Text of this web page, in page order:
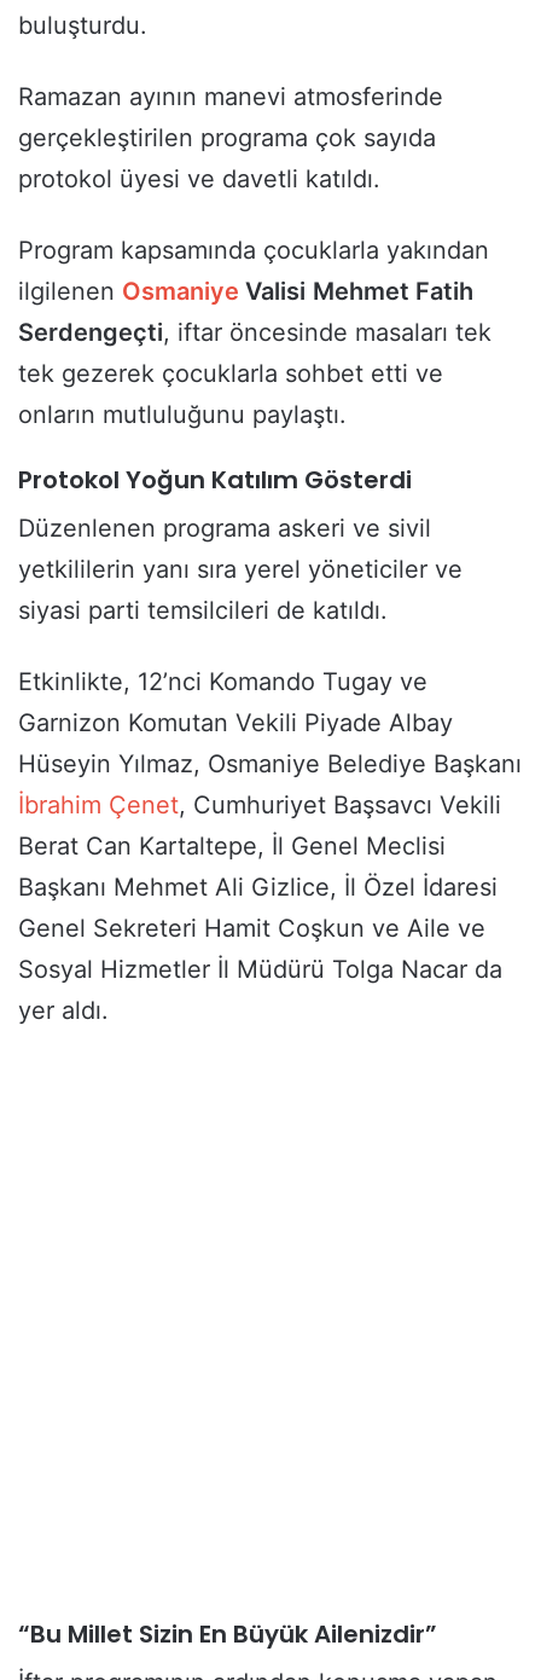
buluşturdu.
Ramazan ayının manevi atmosferinde
gerçekleştirilen programa çok sayıda
protokol üyesi ve davetli katıldı.
Program kapsamında çocuklarla yakından
ilgilenen Osmaniye Valisi Mehmet Fatih
Serdengeçti, iftar öncesinde masaları tek
tek gezerek çocuklarla sohbet etti ve
onların mutluluğunu paylaştı.
Protokol Yoğun Katılım Gösterdi
Düzenlenen programa askeri ve sivil
yetkililerin yanı sıra yerel yöneticiler ve
siyasi parti temsilcileri de katıldı.
Etkinlikte, 12’nci Komando Tugay ve
Garnizon Komutan Vekili Piyade Albay
Hüseyin Yılmaz, Osmaniye Belediye Başkanı
İbrahim Çenet, Cumhuriyet Başsavcı Vekili
Berat Can Kartaltepe, İl Genel Meclisi
Başkanı Mehmet Ali Gizlice, İl Özel İdaresi
Genel Sekreteri Hamit Coşkun ve Aile ve
Sosyal Hizmetler İl Müdürü Tolga Nacar da
yer aldı.
“Bu Millet Sizin En Büyük Ailenizdir”